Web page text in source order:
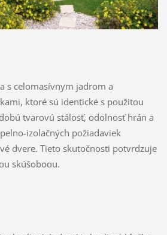
s celomasívnym jadrom a
ktoré sú identické s použitou
tvarovú stálosť, odolnosť hrán a
izolačných požiadaviek
dvere. Tieto skutočnosti potvrdzuje
skúšoboou.